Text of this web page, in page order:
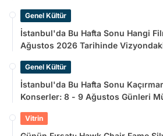
Genel Kültür
İstanbul'da Bu Hafta Sonu Hangi
Ağustos 2026 Tarihinde
Genel Kültür
İstanbul'da Bu Hafta Sonu
Konserler: 8 - 9 Ağustos Günleri
Vitrin